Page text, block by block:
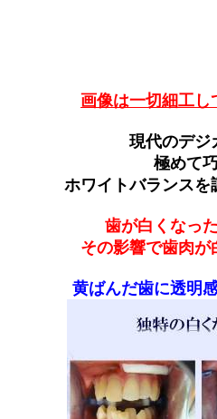
画像は一切細工し
現代のデジ
極めて
ホワイトバランスを
歯が白くなっ
その影響で歯肉が
黄ばんだ歯に透明